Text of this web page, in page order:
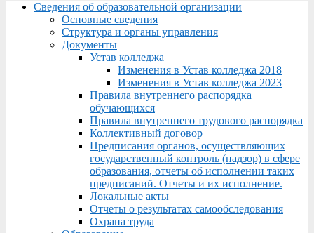
Menu
Сведения об образовательной организации
Основные сведения
Структура и органы управления
Документы
Устав колледжа
Изменения в Устав колледжа 2018
Изменения в Устав колледжа 2023
Правила внутреннего распорядка
обучающихся
Правила внутреннего трудового распорядка
Коллективный договор
Предписания органов, осуществляющих
государственный контроль (надзор) в сфере
образования, отчеты об исполнении таких
предписаний. Отчеты и их исполнение.
Локальные акты
Отчеты о результатах самообследования
Охрана труда